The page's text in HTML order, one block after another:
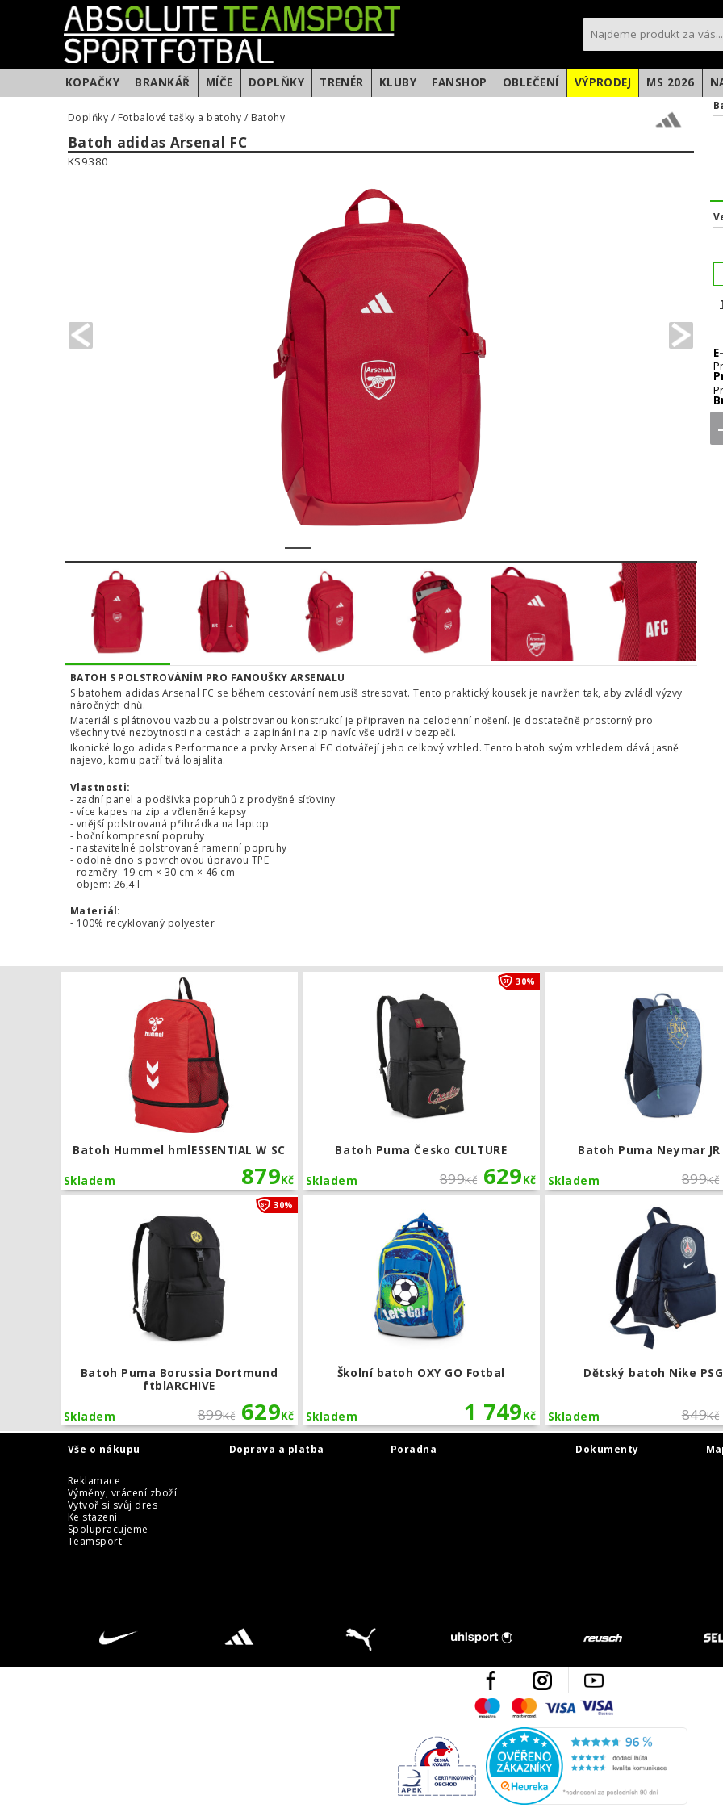
KOPAČKY BRANKÁŘ MÍČE DOPLŇKY TRENÉR KLUBY FANSHOP OBLEČENÍ VÝPRODEJ MS 2026
Doplňky / Fotbalové tašky a batohy / Batohy
Batoh adidas Arsenal FC
KS9380
BATOH S POLSTROVÁNÍM PRO FANOUŠKY ARSENALU
S batohem adidas Arsenal FC se během cestování nemusíš stresovat. Tento praktický kousek je navržen tak, aby zvládl výzvy
náročných dnů.
Materiál s plátnovou vazbou a polstrovanou konstrukcí je připraven na celodenní nošení. Je dostatečně prostorný pro
všechny tvé nezbytnosti na cestách a zapínání na zip navíc vše udrží v bezpečí.
Ikonické logo adidas Performance a prvky Arsenal FC dotvářejí jeho celkový vzhled. Tento batoh svým vzhledem dává jasně
najevo, komu patří tvá loajalita.
Vlastnosti:
- zadní panel a podšívka popruhů z prodyšné síťoviny
- více kapes na zip a včleněné kapsy
- vnější polstrovaná přihrádka na laptop
- boční kompresní popruhy
- nastavitelné polstrované ramenní popruhy
- odolné dno s povrchovou úpravou TPE
- rozměry: 19 cm × 30 cm × 46 cm
- objem: 26,4 l
Materiál:
- 100% recyklovaný polyester
Batoh Hummel hmlESSENTIAL W SC
879Kč
Skladem
Batoh Puma Česko CULTURE
899Kč 629Kč
Skladem
30%
Batoh Puma Neymar JR
899Kč
Skladem
Batoh Puma Borussia Dortmund
ftblARCHIVE
899Kč 629Kč
Skladem
30%
Školní batoh OXY GO Fotbal
1 749Kč
Skladem
Dětský batoh Nike PSG
849Kč
Skladem
Vše o nákupu Doprava a platba Poradna
Reklamace
Výměny, vrácení zboží
Vytvoř si svůj dres
Ke stazeni
Spolupracujeme
Teamsport
Dokumenty
Facebook Instagram
MaestroMastercard
Visa
Česká kvalita